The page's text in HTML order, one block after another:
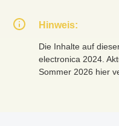
Hinweis:
Die Inhalte auf
electronica 2024.
Sommer 2026 hier